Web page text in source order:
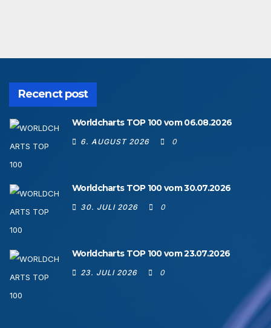
Recenct post
Worldcharts TOP 100 vom 06.08.2026
6. AUGUST 2026 0
Worldcharts TOP 100 vom 30.07.2026
30. JULI 2026 0
Worldcharts TOP 100 vom 23.07.2026
23. JULI 2026 0